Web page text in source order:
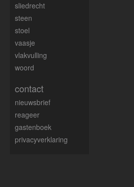
sliedrecht
steen
stoel
vaasje
vlakvulling
woord
contact
nieuwsbrief
reageer
gastenboek
privacyverklaring